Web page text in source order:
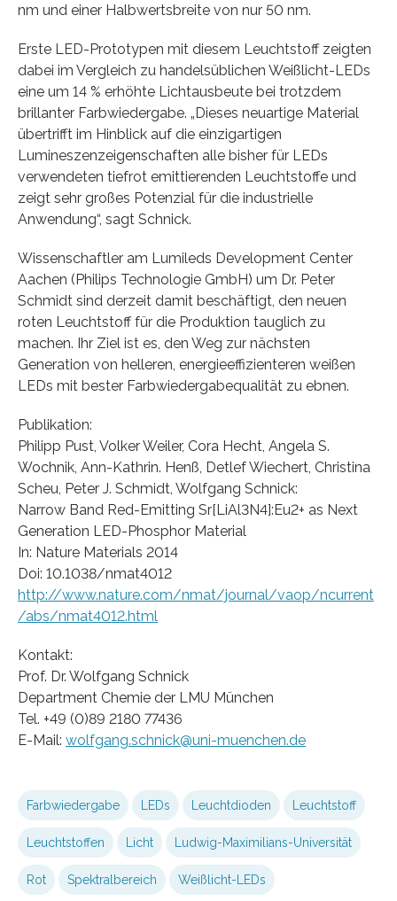
nm und einer Halbwertsbreite von nur 50 nm.
Erste LED-Prototypen mit diesem Leuchtstoff zeigten
dabei im Vergleich zu handelsüblichen Weißlicht-LEDs
eine um 14 % erhöhte Lichtausbeute bei trotzdem
brillanter Farbwiedergabe. „Dieses neuartige Material
übertrifft im Hinblick auf die einzigartigen
Lumineszenzeigenschaften alle bisher für LEDs
verwendeten tiefrot emittierenden Leuchtstoffe und
zeigt sehr großes Potenzial für die industrielle
Anwendung“, sagt Schnick.
Wissenschaftler am Lumileds Development Center
Aachen (Philips Technologie GmbH) um Dr. Peter
Schmidt sind derzeit damit beschäftigt, den neuen
roten Leuchtstoff für die Produktion tauglich zu
machen. Ihr Ziel ist es, den Weg zur nächsten
Generation von helleren, energieeffizienteren weißen
LEDs mit bester Farbwiedergabequalität zu ebnen.
Publikation:
Philipp Pust, Volker Weiler, Cora Hecht, Angela S.
Wochnik, Ann-Kathrin. Henß, Detlef Wiechert, Christina
Scheu, Peter J. Schmidt, Wolfgang Schnick:
Narrow Band Red-Emitting Sr[LiAl3N4]:Eu2+ as Next
Generation LED-Phosphor Material
In: Nature Materials 2014
Doi: 10.1038/nmat4012
http://www.nature.com/nmat/journal/vaop/ncurrent
/abs/nmat4012.html
Kontakt:
Prof. Dr. Wolfgang Schnick
Department Chemie der LMU München
Tel. +49 (0)89 2180 77436
E-Mail: wolfgang.schnick@uni-muenchen.de
Farbwiedergabe LEDs Leuchtdioden Leuchtstoff
Leuchtstoffen Licht Ludwig-Maximilians-Universität
Rot Spektralbereich Weißlicht-LEDs